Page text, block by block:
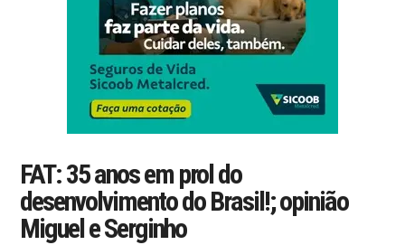
FAT: 35 anos em prol do
desenvolvimento do Brasil!; opinião
Miguel e Serginho